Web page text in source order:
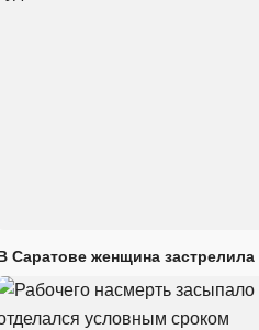
Саратове женщина